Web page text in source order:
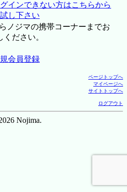
インできない方はこちらから
し下さい
ノジマの携帯コーナーまでお
ください。
会員登録
ページトップへ
マイページへ
サイトトップへ
ログアウト
Nojima.